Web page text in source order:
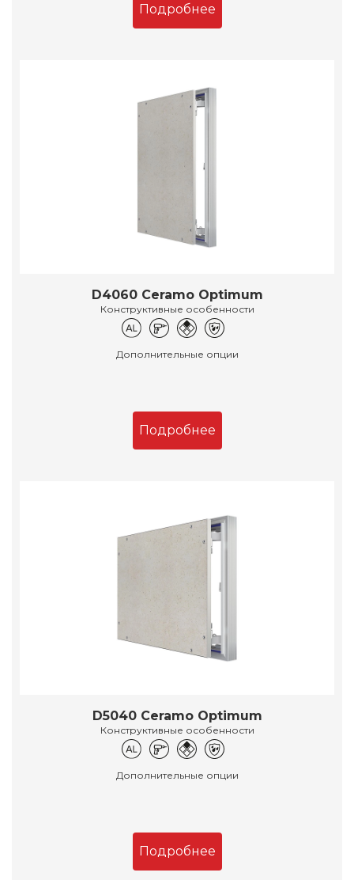
Подробнее
D4060 Ceramo Optimum
Конструктивные особенности
Дополнительные опции
Подробнее
D5040 Ceramo Optimum
Конструктивные особенности
Дополнительные опции
Подробнее